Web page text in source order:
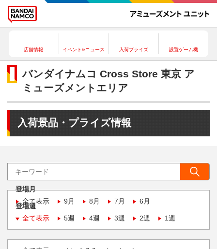
店舗情報 イベント&ニュース 入荷プライズ 設置ゲーム機
バンダイナムコ Cross Store 東京 ア
ミューズメントエリア
入荷景品・プライズ情報
登場月
全て表示
9月 8月 7月 6月
登場週
全て表示
5週 4週 3週 2週 1週